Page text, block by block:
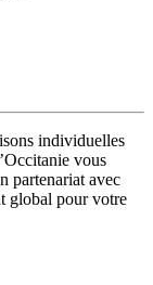
individuelles
vous
partenariat avec
global pour votre